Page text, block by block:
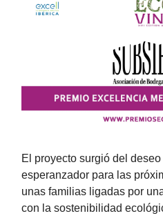
El proyecto surgió del
esperanzador para las
unas familias ligadas por
con la sostenibilidad